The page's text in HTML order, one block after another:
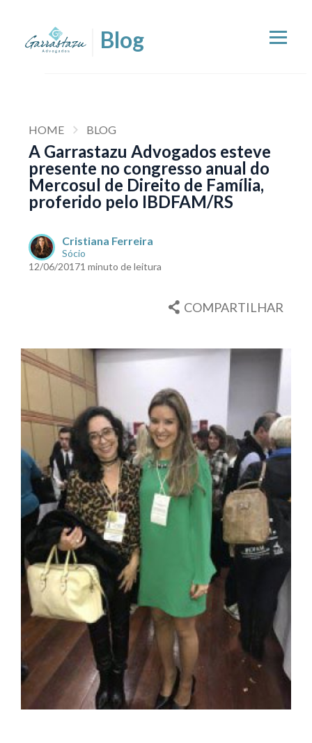
HOME BLOG
A Garrastazu Advogados esteve
presente no congresso anual do
Mercosul de Direito de Família,
proferido pelo IBDFAM/RS
Cristiana Ferreira
Sócio
12/06/20171 minuto de leitura
COMPARTILHAR